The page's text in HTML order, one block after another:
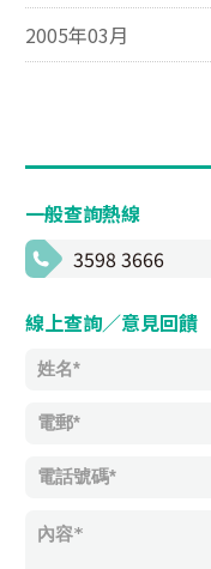
2005年03月
一般查詢熱線
3598 3666
線上查詢／意見回饋